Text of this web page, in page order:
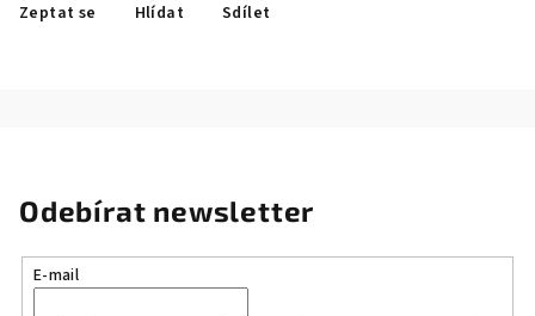
Zeptat se Hlídat Sdílet
Odebírat newsletter
E-mail